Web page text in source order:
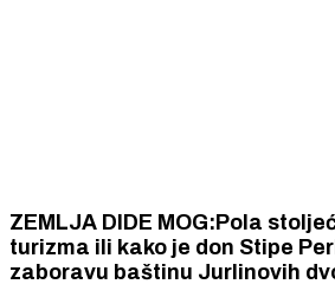
ZEMLJA DIDE MOG:Pola
turizma ili kako je don Stipe Perkov oteo
zaboravu baštinu Jurlinovih